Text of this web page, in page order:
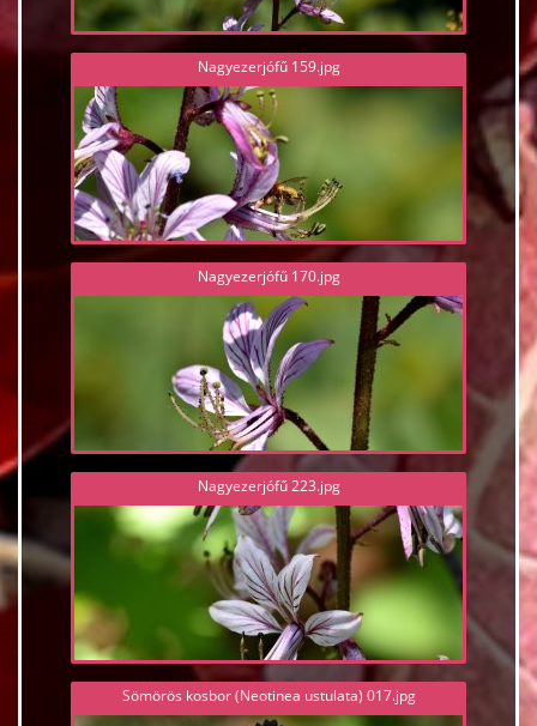
Nagyezerjófű 159.jpg
Nagyezerjófű 170.jpg
Nagyezerjófű 223.jpg
Sömörös kosbor (Neotinea ustulata) 017.jpg